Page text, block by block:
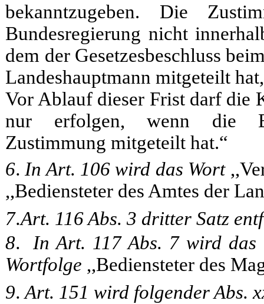
bekanntzugeben. Die
Bundesregierung nicht
dem der Gesetzesbeschluss
Landeshauptmann mitgeteilt
Vor Ablauf dieser Frist darf die
nur erfolgen, wenn die
Zustimmung mitgeteilt hat.“
6. In Art. 106 wird das Wort
,,Bediensteter des Amtes der
7.Art. 116 Abs. 3 dritter Satz
8.
In Art. 117 Abs. 7 wird das
Wortfolge ,,Bediensteter des
9. Art. 151 wird folgender Abs.